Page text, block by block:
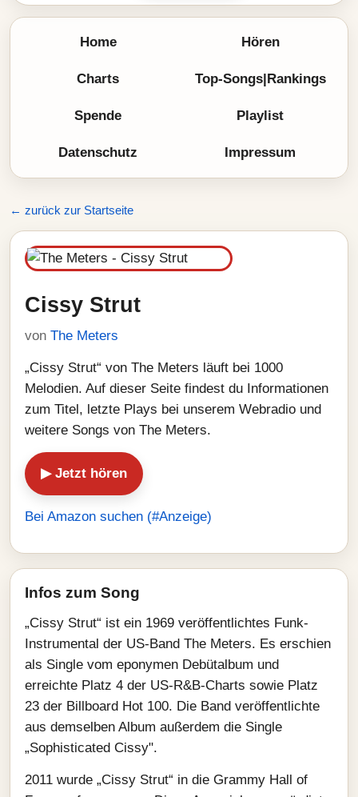
Home Hören
Charts Top-Songs|Rankings
Spende Playlist
Datenschutz Impressum
← zurück zur Startseite
Cissy Strut
von The Meters
„Cissy Strut“ von The Meters läuft bei 1000
Melodien. Auf dieser Seite findest du Informationen
zum Titel, letzte Plays bei unserem Webradio und
weitere Songs von The Meters.
▶ Jetzt hören
Bei Amazon suchen (#Anzeige)
Infos zum Song
„Cissy Strut“ ist ein 1969 veröffentlichtes Funk-
Instrumental der US‑Band The Meters. Es erschien
als Single vom eponymen Debütalbum und
erreichte Platz 4 der US‑R&B‑Charts sowie Platz
23 der Billboard Hot 100. Die Band veröffentlichte
aus demselben Album außerdem die Single
„Sophisticated Cissy".
2011 wurde „Cissy Strut“ in die Grammy Hall of